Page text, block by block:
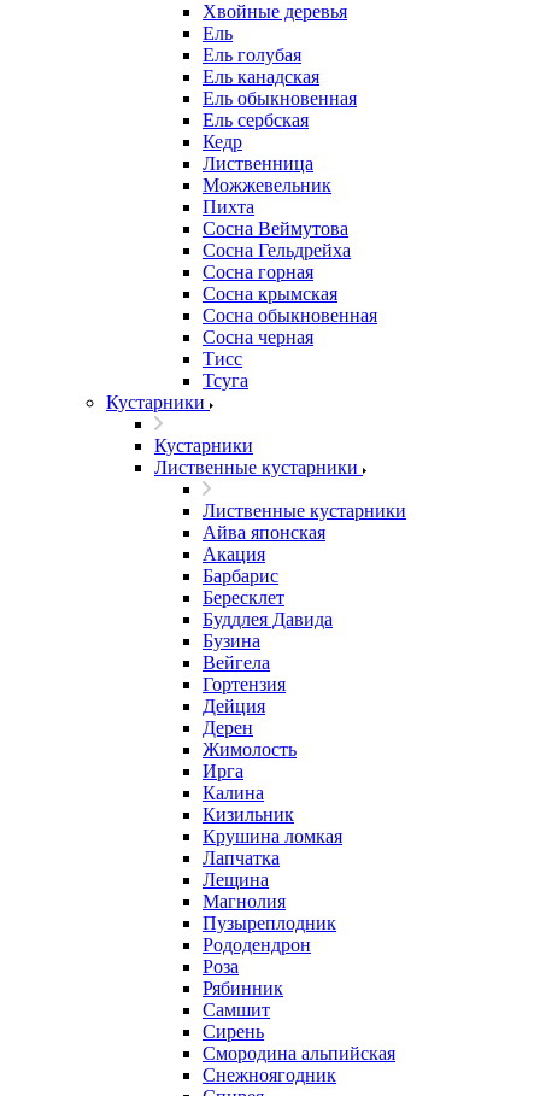
Хвойные деревья
Ель
Ель голубая
Ель канадская
Ель обыкновенная
Ель сербская
Кедр
Лиственница
Можжевельник
Пихта
Сосна Веймутова
Сосна Гельдрейха
Сосна горная
Сосна крымская
Сосна обыкновенная
Сосна черная
Тисс
Тсуга
Кустарники
Кустарники
Лиственные кустарники
Лиственные кустарники
Айва японская
Акация
Барбарис
Бересклет
Буддлея Давида
Бузина
Вейгела
Гортензия
Дейция
Дерен
Жимолость
Ирга
Калина
Кизильник
Крушина ломкая
Лапчатка
Лещина
Магнолия
Пузыреплодник
Рододендрон
Роза
Рябинник
Самшит
Сирень
Смородина альпийская
Снежноягодник